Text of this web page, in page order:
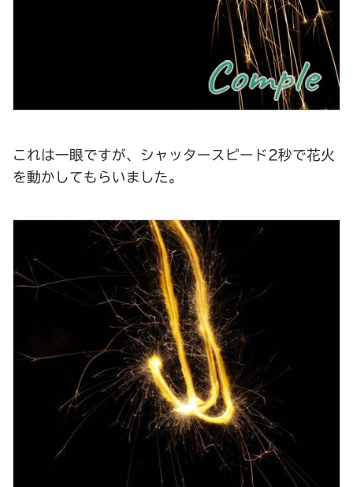
これは一眼ですが、シャッタースピード2秒で花火
を動かしてもらいました。